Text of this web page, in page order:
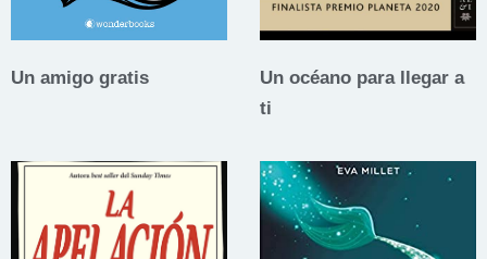
Un amigo gratis
Un océano para llegar a
ti